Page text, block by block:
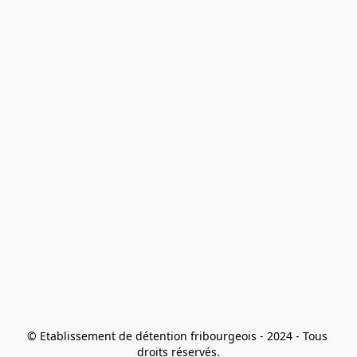
© Etablissement de détention fribourgeois - 2024 - Tous
droits réservés.